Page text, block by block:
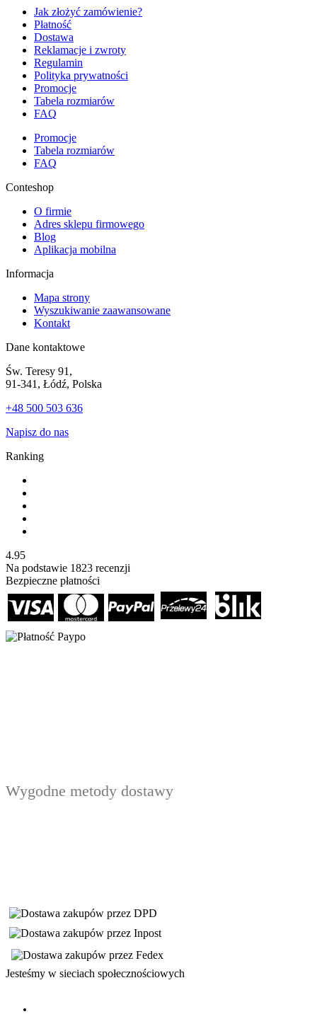
Jak złożyć zamówienie?
Płatność
Dostawa
Reklamacje i zwroty
Regulamin
Polityka prywatności
Promocje
Tabela rozmiarów
FAQ
Promocje
Tabela rozmiarów
FAQ
Conteshop
O firmie
Adres sklepu firmowego
Blog
Aplikacja mobilna
Informacja
Mapa strony
Wyszukiwanie zaawansowane
Kontakt
Dane kontaktowe
Św. Teresy 91,
91-341, Łódź, Polska
+48 500 503 636
Napisz do nas
Ranking
4.95
Na podstawie 1823 recenzji
Bezpieczne płatności
Wygodne metody dostawy
Jesteśmy w sieciach społecznościowych